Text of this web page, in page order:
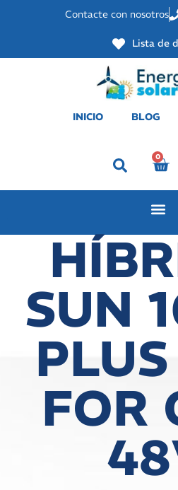
Contacte con nosotros
Lista de
INICIO BLOG
0
SUN
FOR